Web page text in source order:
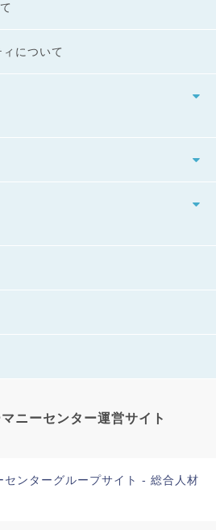
について
ニーセンター運営サイト
センターグループサイト - 総合人材